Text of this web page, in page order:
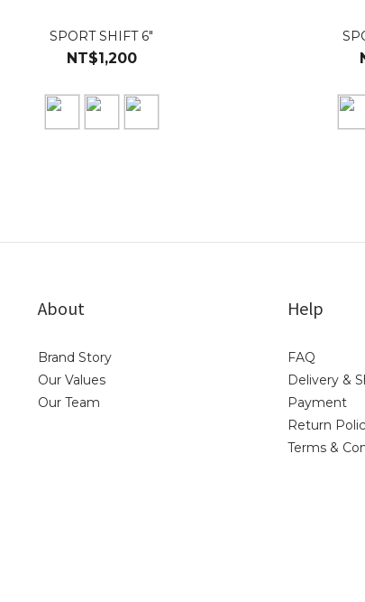
SPORT SHIFT 6"
NT$1,200
About
Brand Story
Our Values
Our Team
Help
FAQ
Delivery &
Payment
Return
Terms &